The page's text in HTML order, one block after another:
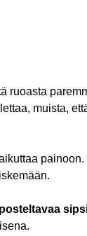
ruoasta
muista,